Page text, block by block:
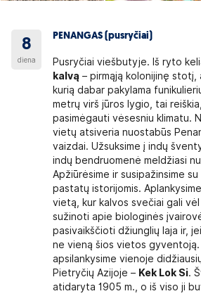
8
diena
PENANGAS (pusryčiai)
Pusryčiai viešbutyje. Iš ryto
kalvą – pirmąją kolonijinę stotį,
kurią dabar pakylama
metrų virš jūros lygio, tai
pasimėgauti vėsesniu klimatu.
vietų atsiveria nuostabūs
vaizdai. Užsuksime į indų
indų bendruomenė meldžiasi
Apžiūrėsime ir susipažinsime su
pastatų istorijomis. Aplankysime
vietą, kur kalvos svečiai gali
sužinoti apie biologinės
pasivaikščioti džiunglių laja ir,
ne vieną šios vietos
apsilankysime vienoje
Pietryčių Azijoje – Kek Lok Si.
atidaryta 1905 m., o iš viso ji